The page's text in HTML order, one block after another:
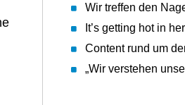
Wir treffen den
It’s getting hot in
Content rund um
„Wir verstehen